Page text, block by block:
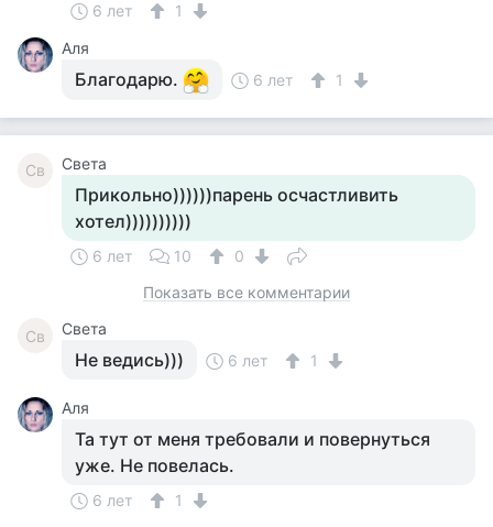
6 лет
1
Аля
Благодарю. 6 лет 1
Св Света
Прикольно))))))парень осчастливить
хотел))))))))))
6 лет 10
0
Показать все комментарии
Св Света
Не ведись))) 6 лет 1
Аля
Та тут от меня требовали и повернуться
уже. Не повелась.
6 лет 1